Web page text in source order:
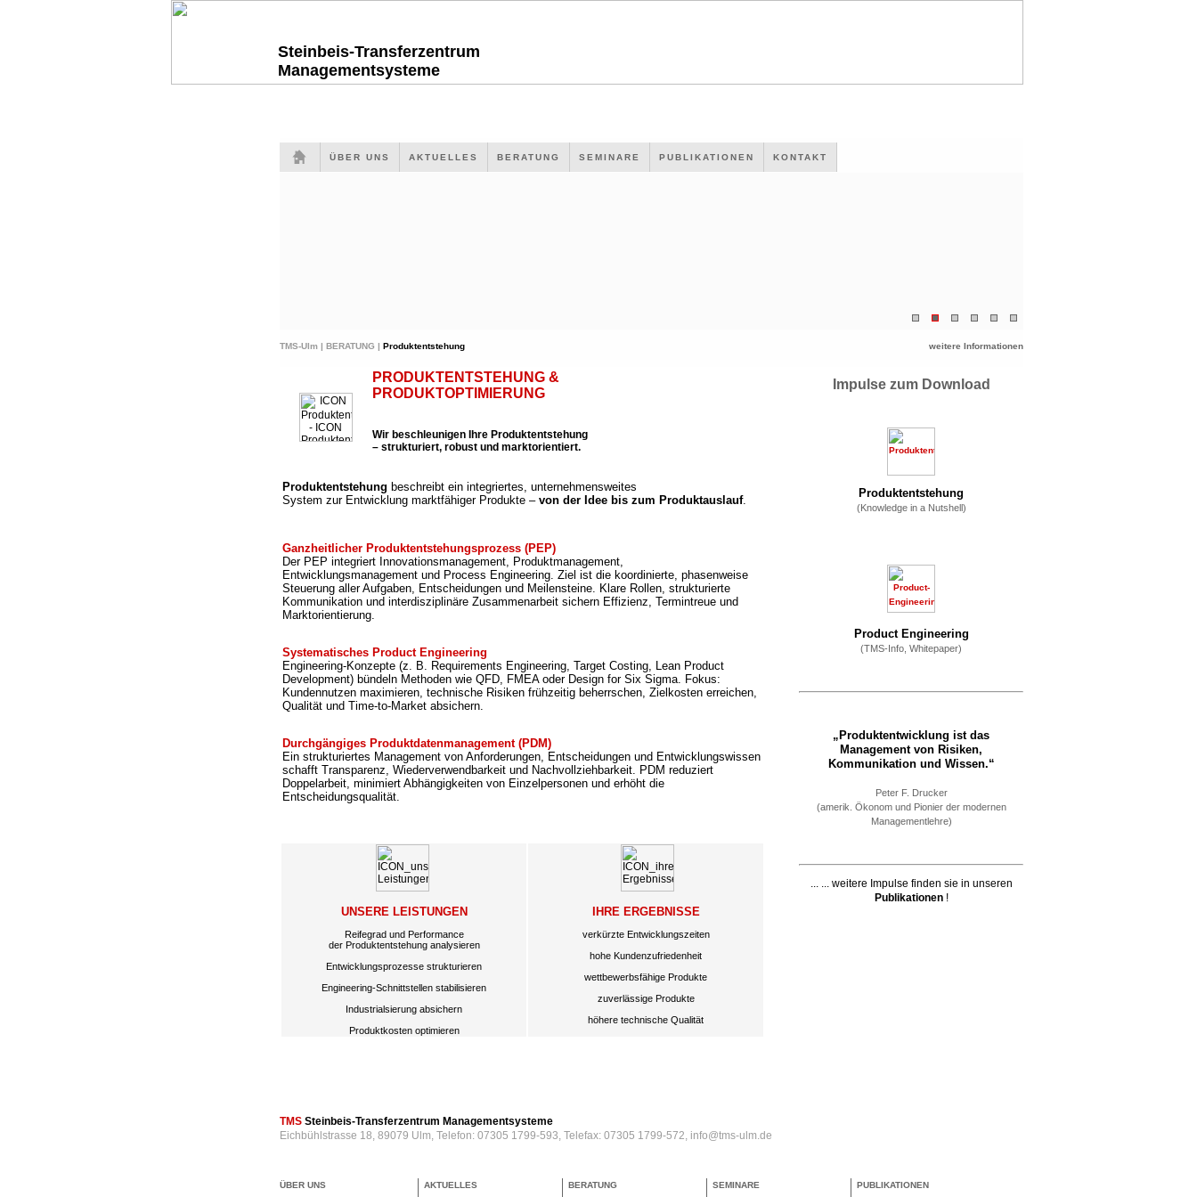
Steinbeis-Transferzentrum
Managementsysteme
ÜBER UNS AKTUELLES BERATUNG SEMINARE PUBLIKATIONEN KONTAKT
TMS-Ulm | BERATUNG | Produktentstehung weitere Informationen
PRODUKTENTSTEHUNG &
PRODUKTOPTIMIERUNG
Wir beschleunigen Ihre Produktentstehung
– strukturiert, robust und marktorientiert.
Produktentstehung beschreibt ein integriertes, unternehmensweites
System zur Entwicklung marktfähiger Produkte – von der Idee bis zum Produktauslauf.
Ganzheitlicher Produktentstehungsprozess (PEP)
Der PEP integriert Innovationsmanagement, Produktmanagement,
Entwicklungsmanagement und Process Engineering. Ziel ist die koordinierte, phasenweise
Steuerung aller Aufgaben, Entscheidungen und Meilensteine. Klare Rollen, strukturierte
Kommunikation und interdisziplinäre Zusammenarbeit sichern Effizienz, Termintreue und
Marktorientierung.
Systematisches Product Engineering
Engineering-Konzepte (z. B. Requirements Engineering, Target Costing, Lean Product
Development) bündeln Methoden wie QFD, FMEA oder Design for Six Sigma. Fokus:
Kundennutzen maximieren, technische Risiken frühzeitig beherrschen, Zielkosten erreichen,
Qualität und Time-to-Market absichern.
Durchgängiges Produktdatenmanagement (PDM)
Ein strukturiertes Management von Anforderungen, Entscheidungen und Entwicklungswissen
schafft Transparenz, Wiederverwendbarkeit und Nachvollziehbarkeit. PDM reduziert
Doppelarbeit, minimiert Abhängigkeiten von Einzelpersonen und erhöht die
Entscheidungsqualität.
UNSERE LEISTUNGEN
Reifegrad und Performance
der Produktentstehung analysieren
Entwicklungsprozesse strukturieren
Engineering-Schnittstellen stabilisieren
Industrialsierung absichern
Produktkosten optimieren
IHRE ERGEBNISSE
verkürzte Entwicklungszeiten
hohe Kundenzufriedenheit
wettbewerbsfähige Produkte
zuverlässige Produkte
höhere technische Qualität
Impulse zum Download
Produktentstehung
(Knowledge in a Nutshell)
Product Engineering
(TMS-Info, Whitepaper)
„Produktentwicklung ist das
Management von Risiken,
Kommunikation und Wissen.“
Peter F. Drucker
(amerik. Ökonom und Pionier der modernen
Managementlehre)
... ... weitere Impulse finden sie in unseren
Publikationen!
TMS Steinbeis-Transferzentrum Managementsysteme
Eichbühlstrasse 18, 89079 Ulm, Telefon: 07305 1799-593, Telefax: 07305 1799-572, info@tms-ulm.de
ÜBER UNS
AKTUELLES
BERATUNG
SEMINARE
PUBLIKATIONEN